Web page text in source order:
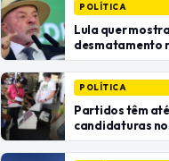
POLÍTICA
Lula quer
desmatamento
POLÍTICA
Partidos têm
candidaturas